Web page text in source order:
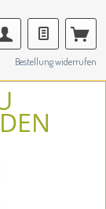
Bestellung widerrufen